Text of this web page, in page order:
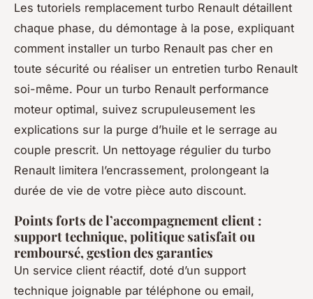
Les tutoriels remplacement turbo Renault détaillent
chaque phase, du démontage à la pose, expliquant
comment installer un turbo Renault pas cher en
toute sécurité ou réaliser un entretien turbo Renault
soi-même. Pour un turbo Renault performance
moteur optimal, suivez scrupuleusement les
explications sur la purge d’huile et le serrage au
couple prescrit. Un nettoyage régulier du turbo
Renault limitera l’encrassement, prolongeant la
durée de vie de votre pièce auto discount.
Points forts de l’accompagnement client :
support technique, politique satisfait ou
remboursé, gestion des garanties
Un service client réactif, doté d’un support
technique joignable par téléphone ou email,